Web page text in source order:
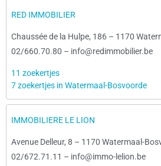
RED IMMOBILIER
Chaussée de la Hulpe, 186 – 1170
02/660.70.80 – info@redimmobilier.be
11 zoekertjes
7 zoekertjes in Watermaal-Bosvoorde
IMMOBILIERE LE LION
Avenue Delleur, 8 – 1170 Watermaal-
02/672.71.11 – info@immo-lelion.be